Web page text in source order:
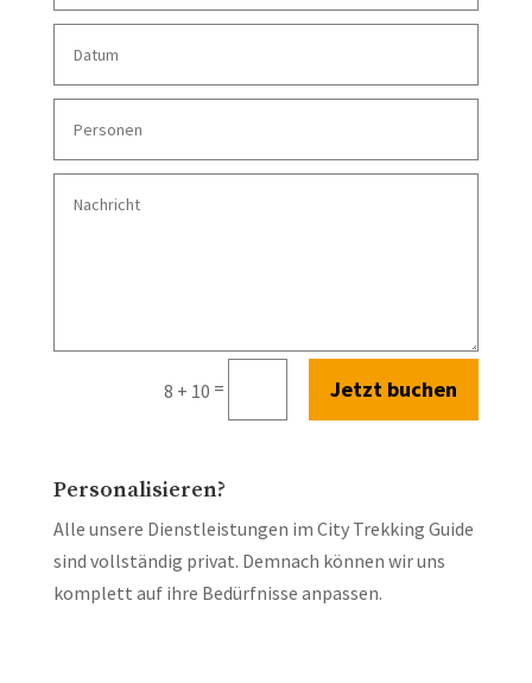
8 + 10 = Jetzt buchen
Personalisieren?
Alle unsere Dienstleistungen im City Trekking Guide
sind vollständig privat. Demnach können wir uns
komplett auf ihre Bedürfnisse anpassen.